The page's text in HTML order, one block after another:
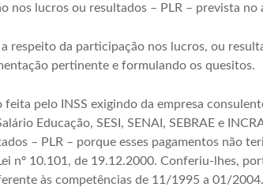
nos lucros ou resultados – PLR – prevista no
respeito da participação nos lucros, ou
pertinente e formulando os quesitos.
feita pelo INSS exigindo da empresa
Educação, SESI, SENAI, SEBRAE e
– PLR – porque esses pagamentos não
nº 10.101, de 19.12.2000. Conferiu-lhes,
às competências de 11/1995 a 01/2004.